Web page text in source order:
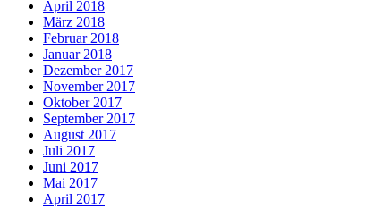
April 2018
März 2018
Februar 2018
Januar 2018
Dezember 2017
November 2017
Oktober 2017
September 2017
August 2017
Juli 2017
Juni 2017
Mai 2017
April 2017